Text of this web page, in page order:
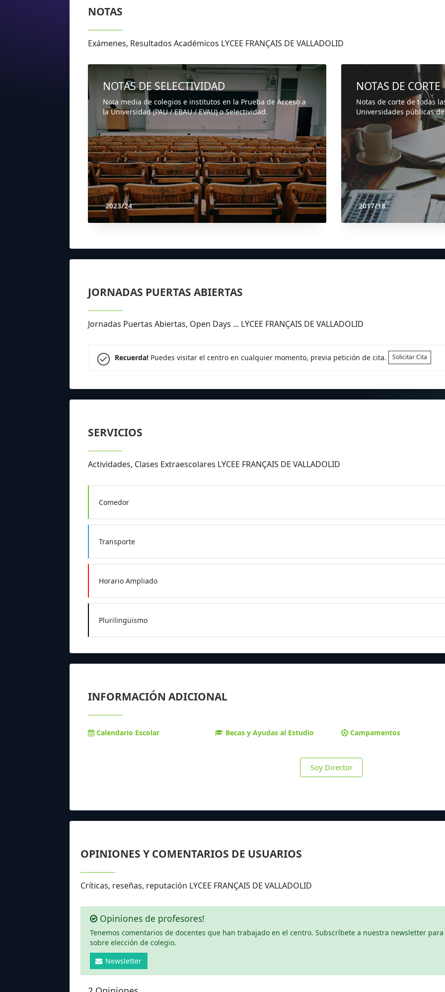
NOTAS
Exámenes, Resultados Académicos LYCEE FRANÇAIS DE VALLADOLID
NOTAS DE SELECTIVIDAD
Nota media de colegios e institutos en la Prueba de Acceso a
la Universidad (PAU / EBAU / EVAU) o Selectividad.
2023/24
NOTAS DE CORTE
Notas de corte de todas
Universidades públicas
2017/18
JORNADAS PUERTAS ABIERTAS
Jornadas Puertas Abiertas, Open Days ... LYCEE FRANÇAIS DE VALLADOLID
Recuerda!Puedes visitar el centro en cualquier momento, previa petición de cita. Solicitar Cita
SERVICIOS
Actividades, Clases Extraescolares LYCEE FRANÇAIS DE VALLADOLID
Comedor
Transporte
Horario Ampliado
Plurilingüismo
INFORMACIÓN ADICIONAL
Calendario Escolar Becas y Ayudas al Estudio Campamentos
Soy Director
OPINIONES Y COMENTARIOS DE USUARIOS
Críticas, reseñas, reputación LYCEE FRANÇAIS DE VALLADOLID
Opiniones de profesores!
Tenemos comentarios de docentes que han trabajado en el centro. Subscríbete a nuestra newsletter
sobre elección de colegio.
Newsletter